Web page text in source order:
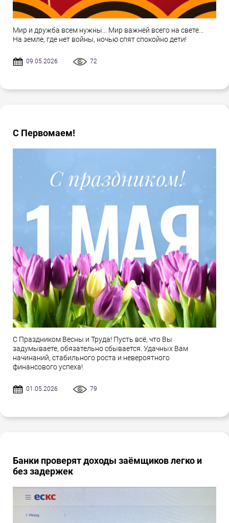
Мир и дружба всем нужны... Мир важней всего на свете...
На земле, где нет войны, ночью спят спокойно дети!
09.05.2026 72
С Первомаем!
С Праздником Весны и Труда! Пусть всё, что Вы
задумываете, обязательно сбывается. Удачных Вам
начинаний, стабильного роста и невероятного
финансового успеха!
01.05.2026 79
Банки проверят доходы заёмщиков легко и
без задержек